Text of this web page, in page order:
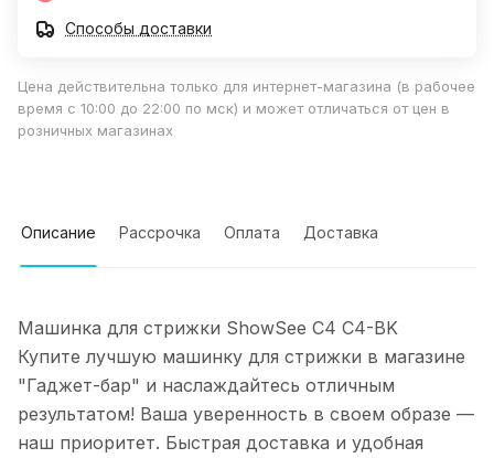
Способы доставки
Цена действительна только для интернет-магазина (в рабочее
время с 10:00 до 22:00 по мск) и может отличаться от цен в
розничных магазинах
Описание Рассрочка Оплата Доставка
Машинка для стрижки ShowSee C4 C4-BK
Купите лучшую машинку для стрижки в магазине
"Гаджет-бар" и наслаждайтесь отличным
результатом! Ваша уверенность в своем образе —
наш приоритет. Быстрая доставка и удобная